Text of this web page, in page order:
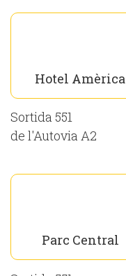
Hotel Amèrica
Sortida 551
de l'Autovia A2
Parc Central